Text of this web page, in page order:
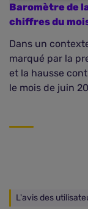
Baromètre de
chiffres du
Dans un
marqué par la
et la hausse
le mois de juin
L'avis des